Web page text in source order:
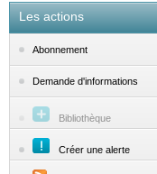
Les actions
Abonnement
Demande d'informations
Bibliothèque
Créer une alerte